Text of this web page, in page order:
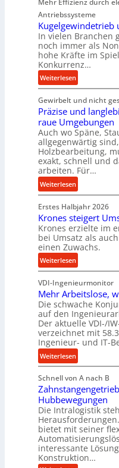
r
f
o
r
m
a
n
c
b
e
i
m
D
r
ü
c
k
p
r
o
z
e
s
Antriebssysteme
Kugelgewindetrieb
In vielen Branchen
noch immer als
hohe Kräfte im
Konkurrenz…
Weiterlesen:
K
u
g
e
l
g
e
w
i
n
e
t
r
i
b
u
n
d
H
y
d
r
a
l
i
k
i
m
V
e
r
Gewirbelt und nicht
Präzise und
raue Umgebungen
Auch wo Späne,
allgegenwärtig
Holzbearbeitung,
exakt, schnell und
arbeiten. Für…
Weiterlesen:
P
r
ä
z
i
s
e
u
n
d
l
a
n
g
e
b
i
g
e
K
u
g
e
l
Erstes Halbjahr 2026
Krones steigert
Krones erzielte im
bei Umsatz als
einen Zuwachs.
Weiterlesen:
K
r
o
n
e
s
s
t
e
e
r
t
U
m
s
a
VDI-Ingenieurmonitor
Mehr Arbeitslose,
Die schwache
auf den
Der aktuelle VDI-/
verzeichnet mit
Ingenieur- und IT-
Weiterlesen:
M
e
h
r
A
r
b
e
i
Schnell von A nach B
Hubbewegungen
Die Intralogistik
bietet mit seiner
interessante
Konstruktion…